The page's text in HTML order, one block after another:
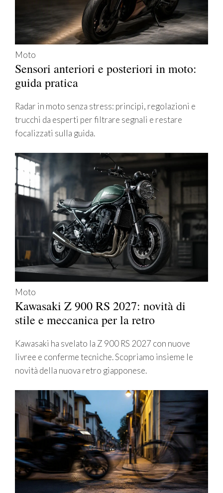
Moto
Sensori anteriori e posteriori in moto:
guida pratica
Radar in moto senza stress: principi, regolazioni e
trucchi da esperti per filtrare segnali e restare
focalizzati sulla guida.
Moto
Kawasaki Z 900 RS 2027: novità di
stile e meccanica per la retro
Kawasaki ha svelato la Z 900 RS 2027 con nuove
livree e conferme tecniche. Scopriamo insieme le
novità della nuova retro giapponese.